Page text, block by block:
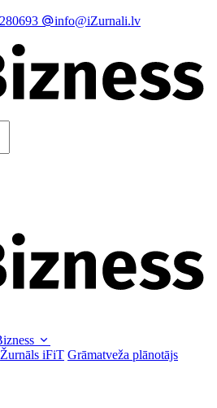
info@iZurnali.lv
Žurnāls iFiT Grāmatveža plānotājs